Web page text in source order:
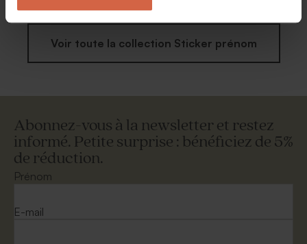
Voir toute la collection Sticker prénom
Abonnez-vous à la newsletter et restez
informé. Petite surprise : bénéficiez de 5%
de réduction.
Prénom
E-mail